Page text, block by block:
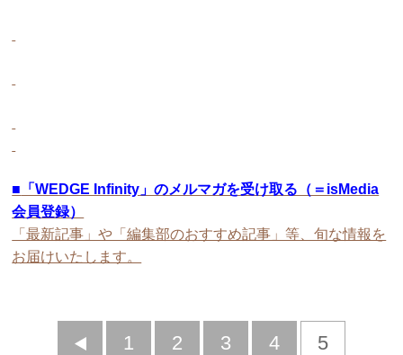
■ 「WEDGE Infinity」のメルマガを受け取る（＝isMedia
会員登録）
「最新記事」や「編集部のおすすめ記事」等、旬な情報を
お届けいたします。
前
1 2 3 4 5